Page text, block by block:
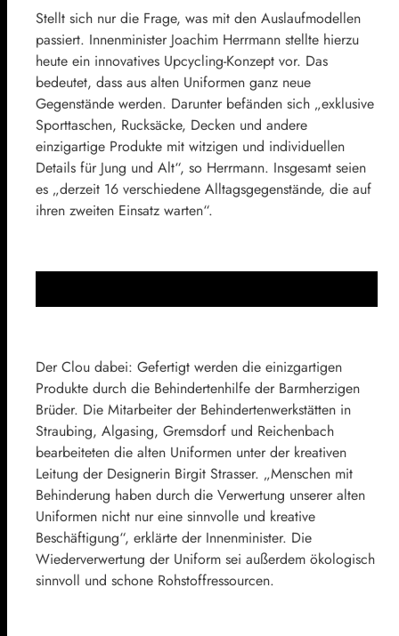
Stellt sich nur die Frage, was mit den Auslaufmodellen
passiert. Innenminister Joachim Herrmann stellte hierzu
heute ein innovatives Upcycling-Konzept vor. Das
bedeutet, dass aus alten Uniformen ganz neue
Gegenstände werden. Darunter befänden sich „exklusive
Sporttaschen, Rucksäcke, Decken und andere
einzigartige Produkte mit witzigen und individuellen
Details für Jung und Alt“, so Herrmann. Insgesamt seien
es „derzeit 16 verschiedene Alltagsgegenstände, die auf
ihren zweiten Einsatz warten“.
Der Clou dabei: Gefertigt werden die einizgartigen
Produkte durch die Behindertenhilfe der Barmherzigen
Brüder. Die Mitarbeiter der Behindertenwerkstätten in
Straubing, Algasing, Gremsdorf und Reichenbach
bearbeiteten die alten Uniformen unter der kreativen
Leitung der Designerin Birgit Strasser. „Menschen mit
Behinderung haben durch die Verwertung unserer alten
Uniformen nicht nur eine sinnvolle und kreative
Beschäftigung“, erklärte der Innenminister. Die
Wiederverwertung der Uniform sei außerdem ökologisch
sinnvoll und schone Rohstoffressourcen.